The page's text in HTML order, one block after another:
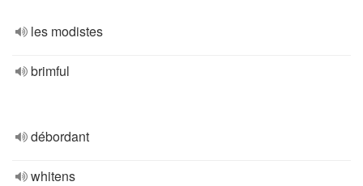
les modistes
brimful
débordant
whitens